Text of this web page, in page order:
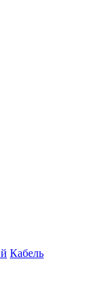
Кабель